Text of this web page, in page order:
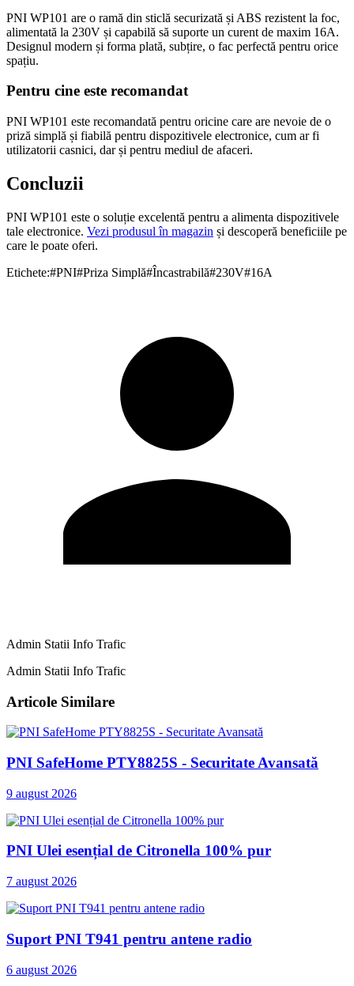
PNI WP101 are o ramă din sticlă securizată și ABS rezistent la foc,
alimentată la 230V și capabilă să suporte un curent de maxim 16A.
Designul modern și forma plată, subțire, o fac perfectă pentru orice
spațiu.
Pentru cine este recomandat
PNI WP101 este recomandată pentru oricine care are nevoie de o
priză simplă și fiabilă pentru dispozitivele electronice, cum ar fi
utilizatorii casnici, dar și pentru mediul de afaceri.
Concluzii
PNI WP101 este o soluție excelentă pentru a alimenta dispozitivele
tale electronice. Vezi produsul în magazin și descoperă beneficiile pe
care le poate oferi.
Etichete:#PNI#Priza Simplă#Încastrabilă#230V#16A
Admin Statii Info Trafic
Admin Statii Info Trafic
Articole Similare
PNI SafeHome PTY8825S - Securitate Avansată
9 august 2026
PNI Ulei esențial de Citronella 100% pur
7 august 2026
Suport PNI T941 pentru antene radio
6 august 2026